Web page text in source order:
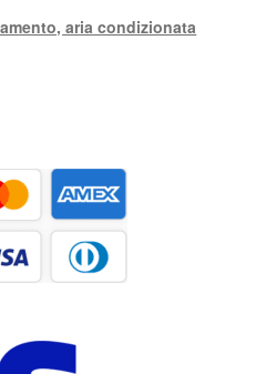
aria condizionata